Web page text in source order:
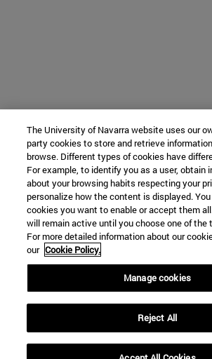
The University of Navarra website uses our
party cookies to store and retrieve
browse. Different types of cookies have
For example, to identify you as a user, obtain
about your browsing habits respecting your
personalize how the content is displayed.
cookies you want to enable or accept them
will remain active until you choose one of the
For more detailed information about our
our Cookie Policy.
Manage cookies
Reject All